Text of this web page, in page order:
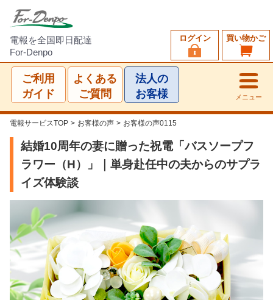
電報を全国即日配達
For-Denpo
買い物かご
ログイン
ご利用
ガイド
よくある
ご質問
法人の
お客様
メニュー
電報サービスTOP > お客様の声 > お客様の声0115
結婚10周年の妻に贈った祝電「バスソープフ
ラワー（H）」｜単身赴任中の夫からのサプラ
イズ体験談